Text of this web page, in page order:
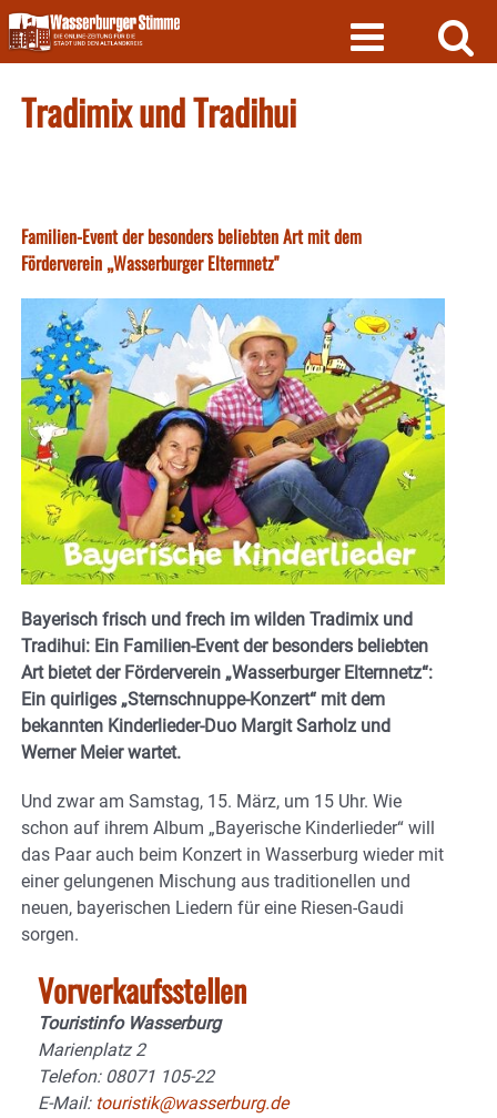
Skip
to
content
Tradimix und Tradihui
Familien-Event der besonders beliebten Art mit dem
Förderverein „Wasserburger Elternnetz"
Bayerisch frisch und frech im wilden Tradimix und
Tradihui: Ein Familien-Event der besonders beliebten
Art bietet der Förderverein „Wasserburger Elternnetz“:
Ein quirliges „Sternschnuppe-Konzert“ mit dem
bekannten Kinderlieder-Duo Margit Sarholz und
Werner Meier wartet.
Und zwar am Samstag, 15. März, um 15 Uhr. Wie
schon auf ihrem Album „Bayerische Kinderlieder“ will
das Paar auch beim Konzert in Wasserburg wieder mit
einer gelungenen Mischung aus traditionellen und
neuen, bayerischen Liedern für eine Riesen-Gaudi
sorgen.
Vorverkaufsstellen
Touristinfo Wasserburg
Marienplatz 2
Telefon: 08071 105-22
E-Mail: touristik@wasserburg.de